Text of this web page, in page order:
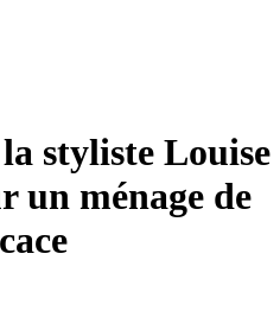
styliste Louise
un ménage de